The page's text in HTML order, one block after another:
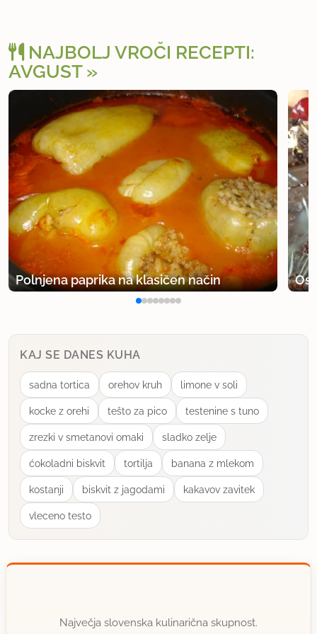
NAJBOLJ VROČI RECEPTI:
AVGUST
Polnjena paprika na klasičen način
KAJ SE DANES KUHA
sadna tortica orehov kruh limone v soli
kocke z orehi tešto za pico testenine s tuno
zrezki v smetanovi omaki sladko zelje
ćokoladni biskvit tortilja banana z mlekom
kostanji biskvit z jagodami kakavov zavitek
vleceno testo
Največja slovenska kulinarična skupnost.